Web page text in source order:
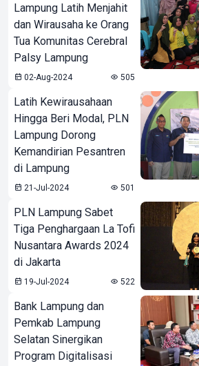
Lampung Latih Menjahit
dan Wirausaha ke Orang
Tua Komunitas Cerebral
Palsy Lampung
02-Aug-2024 505
Latih Kewirausahaan
Hingga Beri Modal, PLN
Lampung Dorong
Kemandirian Pesantren
di Lampung
21-Jul-2024 501
PLN Lampung Sabet
Tiga Penghargaan La Tofi
Nusantara Awards 2024
di Jakarta
19-Jul-2024 522
Bank Lampung dan
Pemkab Lampung
Selatan Sinergikan
Program Digitalisasi